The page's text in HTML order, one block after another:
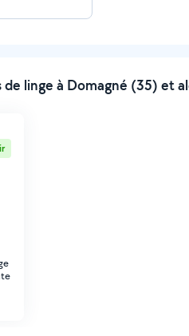
linge à Domagné (35) et